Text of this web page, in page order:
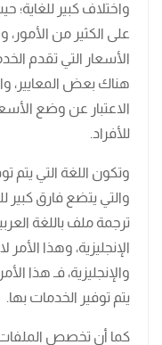
واختلاف كبير للغاية؛
على الكثير من الأمور،
الأسعار التي تقدم
هناك بعض المعايير،
الاعتبار عن وضع
للأفراد.
وتكون اللغة التي يتم
والتي يتضع فارق كبير
ترجمة ملف باللغة
الإنجليزية، وهذا
والإنجليزية، فـ هذا
يتم توفير الخدمات بها.
كما أن تخصص الملفات،